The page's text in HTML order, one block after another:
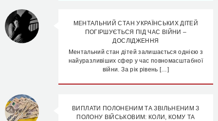
МЕНТАЛЬНИЙ СТАН УКРАЇНСЬКИХ ДІТЕЙ
ПОГІРШУЄТЬСЯ ПІД ЧАС ВІЙНИ –
ДОСЛІДЖЕННЯ
Ментальний стан дітей залишається однією з
найуразливіших сфер у час повномасштабної
війни. За рік рівень […]
ВИПЛАТИ ПОЛОНЕНИМ ТА ЗВІЛЬНЕНИМ З
ПОЛОНУ ВІЙСЬКОВИМ: КОЛИ, КОМУ ТА